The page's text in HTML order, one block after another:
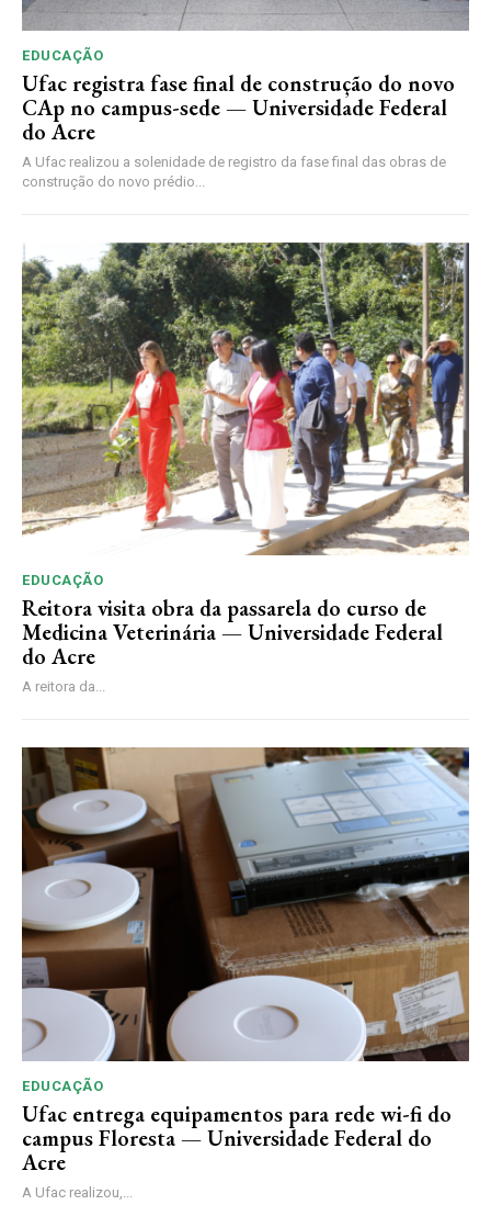
EDUCAÇÃO
Ufac registra fase final de construção do novo
CAp no campus-sede — Universidade Federal
do Acre
A Ufac realizou a solenidade de registro da fase final das obras de
construção do novo prédio...
EDUCAÇÃO
Reitora visita obra da passarela do curso de
Medicina Veterinária — Universidade Federal
do Acre
A reitora da...
EDUCAÇÃO
Ufac entrega equipamentos para rede wi-fi do
campus Floresta — Universidade Federal do
Acre
A Ufac realizou,...